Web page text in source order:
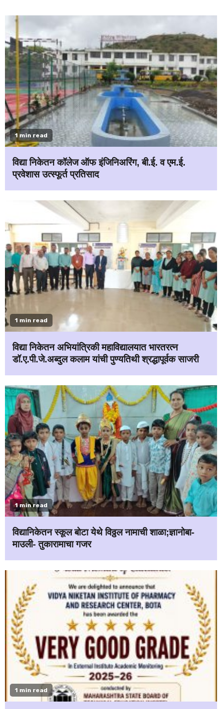
1 min read
विद्या निकेतन कॉलेज ऑफ इंजिनिअरिंग, बी.ई. व एम.ई.
प्रवेशास उत्स्फूर्त प्रतिसाद
1 min read
विद्या निकेतन अभियांत्रिकी महाविद्यालयात भारतरत्न
डॉ.ए.पी.जे.अब्दुल कलाम यांची पुण्यतिथी श्रद्धापूर्वक साजरी
1 min read
विद्यानिकेतन स्कूल बोटा येथे विठ्ठल नामाची शाळा;ज्ञानोबा-
माउली- तुकारामाचा गजर
1 min read